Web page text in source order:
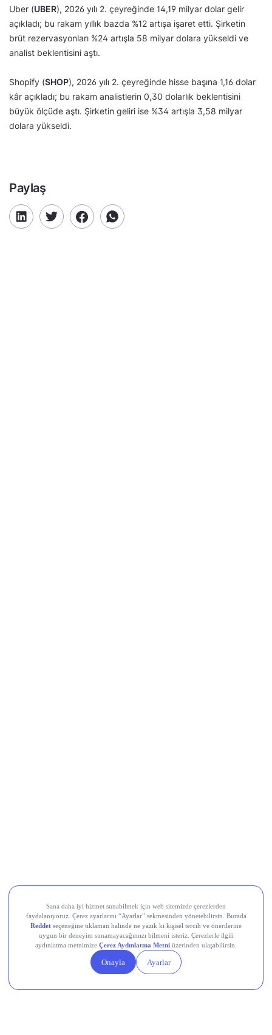
Uber (UBER), 2026 yılı 2. çeyreğinde 14,19 milyar dolar gelir
açıkladı; bu rakam yıllık bazda %12 artışa işaret etti. Şirketin
brüt rezervasyonları %24 artışla 58 milyar dolara yükseldi ve
analist beklentisini aştı.
Shopify (SHOP), 2026 yılı 2. çeyreğinde hisse başına 1,16 dolar
kâr açıkladı; bu rakam analistlerin 0,30 dolarlık beklentisini
büyük ölçüde aştı. Şirketin geliri ise %34 artışla 3,58 milyar
dolara yükseldi.
Paylaş